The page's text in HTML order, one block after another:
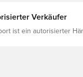
Verkäufer
ist ein autorisierter